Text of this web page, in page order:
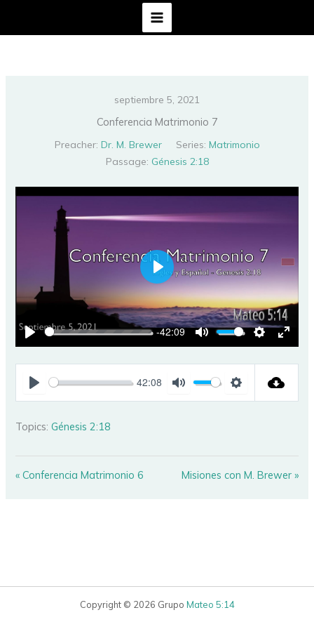
septiembre 5, 2021
Conferencia Matrimonio 7
Preacher: Dr. M. Brewer Series: Matrimonio
Passage: Génesis 2:18
PLAY
-42:09
MUTE SETTINGS
PLAY
42:08
Topics: Génesis 2:18
« Conferencia Matrimonio 6 Misiones con M. Brewer »
Copyright © 2026 Grupo Mateo 5:14